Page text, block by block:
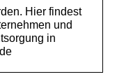
Hier findest
und
in